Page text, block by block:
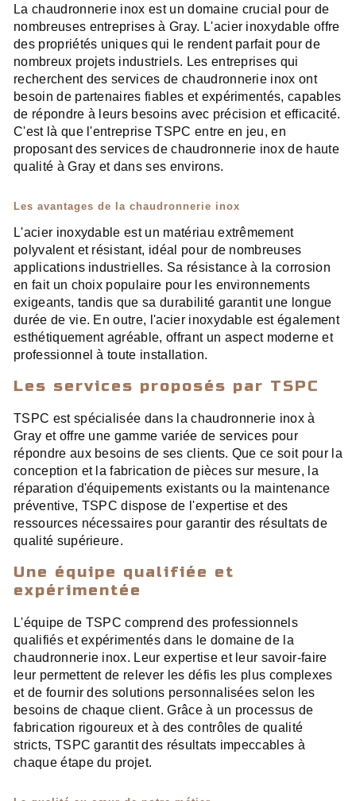
La chaudronnerie inox est un domaine crucial pour de
nombreuses entreprises à Gray. L'acier inoxydable offre
des propriétés uniques qui le rendent parfait pour de
nombreux projets industriels. Les entreprises qui
recherchent des services de chaudronnerie inox ont
besoin de partenaires fiables et expérimentés, capables
de répondre à leurs besoins avec précision et efficacité.
C'est là que l'entreprise TSPC entre en jeu, en
proposant des services de chaudronnerie inox de haute
qualité à Gray et dans ses environs.
Les avantages de la chaudronnerie inox
L'acier inoxydable est un matériau extrêmement
polyvalent et résistant, idéal pour de nombreuses
applications industrielles. Sa résistance à la corrosion
en fait un choix populaire pour les environnements
exigeants, tandis que sa durabilité garantit une longue
durée de vie. En outre, l'acier inoxydable est également
esthétiquement agréable, offrant un aspect moderne et
professionnel à toute installation.
Les services proposés par TSPC
TSPC est spécialisée dans la chaudronnerie inox à
Gray et offre une gamme variée de services pour
répondre aux besoins de ses clients. Que ce soit pour la
conception et la fabrication de pièces sur mesure, la
réparation d'équipements existants ou la maintenance
préventive, TSPC dispose de l'expertise et des
ressources nécessaires pour garantir des résultats de
qualité supérieure.
Une équipe qualifiée et
expérimentée
L'équipe de TSPC comprend des professionnels
qualifiés et expérimentés dans le domaine de la
chaudronnerie inox. Leur expertise et leur savoir-faire
leur permettent de relever les défis les plus complexes
et de fournir des solutions personnalisées selon les
besoins de chaque client. Grâce à un processus de
fabrication rigoureux et à des contrôles de qualité
stricts, TSPC garantit des résultats impeccables à
chaque étape du projet.